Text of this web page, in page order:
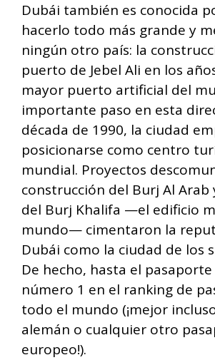
Dubái también es conocida
hacerlo todo más grande y
ningún otro país: la
puerto de Jebel Ali en los
mayor puerto artificial del
importante paso en esta
década de 1990, la ciudad
posicionarse como centro
mundial. Proyectos
construcción del Burj Al Arab
del Burj Khalifa —el edificio
mundo— cimentaron la
Dubái como la ciudad de los
De hecho, hasta el
número 1 en el ranking de
todo el mundo (¡mejor
alemán o cualquier otro
europeo!).